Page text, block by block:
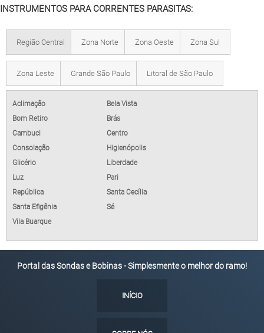
INSTRUMENTOS PARA CORRENTES PARASITAS:
Região Central Zona Norte Zona Oeste Zona Sul
Zona Leste Grande São Paulo Litoral de São Paulo
Aclimação
Bela Vista
Bom Retiro
Brás
Cambuci
Centro
Consolação
Higienópolis
Glicério
Liberdade
Luz
Pari
República
Santa Cecília
Santa Efigênia
Sé
Vila Buarque
Portal das Sondas e Bobinas - Simplesmente o melhor do ramo!
INÍCIO